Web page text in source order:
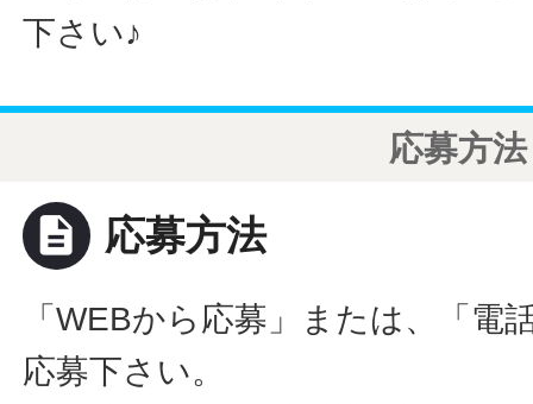
下さい♪
応募方法
description 応募方法
「WEBから応募」または、「電
応募下さい。